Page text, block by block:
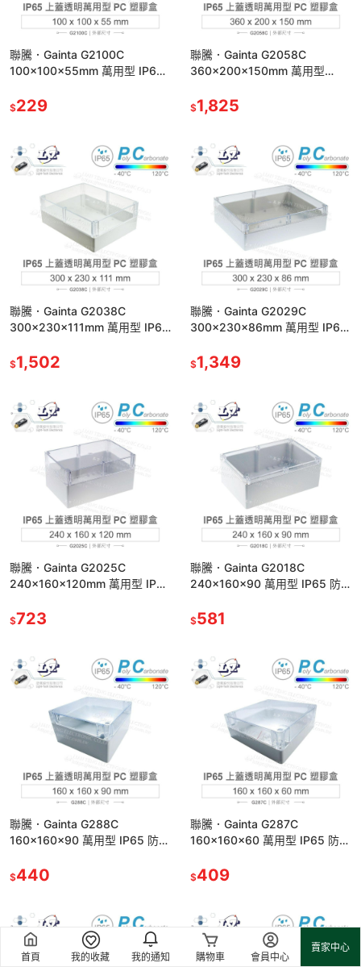
首頁 我的收藏 我的通知 購物車 會員中心
賣家中心
聯騰．Gainta G2100C
100x100x55mm 萬用型 IP65
$229
聯騰．Gainta G2058C
360x200x150mm 萬用型
上蓋
$1,825
聯騰．Gainta G2038C
300x230x111mm 萬用型 IP65
$1,502
聯騰．Gainta G2029C
300x230x86mm 萬用型 IP65
$1,349
聯騰．Gainta G2025C
240x160x120mm 萬用型 IP65
$723
聯騰．Gainta G2018C
240x160x90 萬用型 IP65 防
箱
$581
聯騰．Gainta G288C
160x160x90 萬用型 IP65 防塵
$440
聯騰．Gainta G287C
160x160x60 萬用型 IP65 防塵
$409